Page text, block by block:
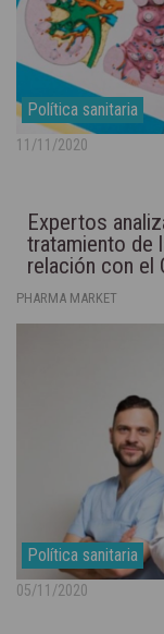
Política sanitaria
11/11/2020
Expertos
tratamiento de
relación con el
PHARMA MARKET
Política sanitaria
05/11/2020